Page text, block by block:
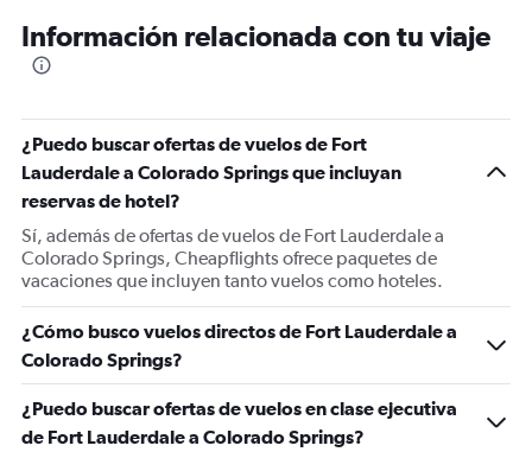
categories.
The
Y
axis
displaying
Range:
0
to
900.
Información relacionada con tu viaje
¿Puedo buscar ofertas de vuelos de Fort
Lauderdale a Colorado Springs que incluyan
reservas de hotel?
Sí, además de ofertas de vuelos de Fort Lauderdale a
Colorado Springs, Cheapflights ofrece paquetes de
vacaciones que incluyen tanto vuelos como hoteles.
¿Cómo busco vuelos directos de Fort Lauderdale a
Colorado Springs?
¿Puedo buscar ofertas de vuelos en clase ejecutiva
de Fort Lauderdale a Colorado Springs?